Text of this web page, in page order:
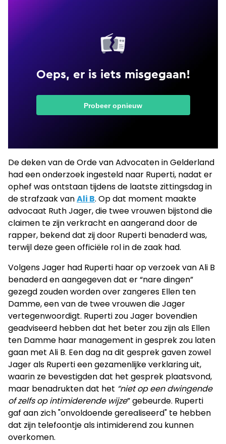
De deken van de Orde van Advocaten in Gelderland
had een onderzoek ingesteld naar Ruperti, nadat er
ophef was ontstaan tijdens de laatste zittingsdag in
de strafzaak vanAli B. Op dat moment maakte
advocaat Ruth Jager, die twee vrouwen bijstond die
claimen te zijn verkracht en aangerand door de
rapper, bekend dat zij door Ruperti benaderd was,
terwijl deze geen officiële rol in de zaak had.
Volgens Jager had Ruperti haar op verzoek van Ali B
benaderd en aangegeven dat er “nare dingen”
gezegd zouden worden over zangeres Ellen ten
Damme, een van de twee vrouwen die Jager
vertegenwoordigt. Ruperti zou Jager bovendien
geadviseerd hebben dat het beter zou zijn als Ellen
ten Damme haar management in gesprek zou laten
gaan met Ali B. Een dag na dit gesprek gaven zowel
Jager als Ruperti een gezamenlijke verklaring uit,
waarin ze bevestigden dat het gesprek plaatsvond,
maar benadrukten dat het “niet op een dwingende
of zelfs op intimiderende wijze” gebeurde. Ruperti
gaf aan zich "onvoldoende gerealiseerd" te hebben
dat zijn telefoontje als intimiderend zou kunnen
overkomen.